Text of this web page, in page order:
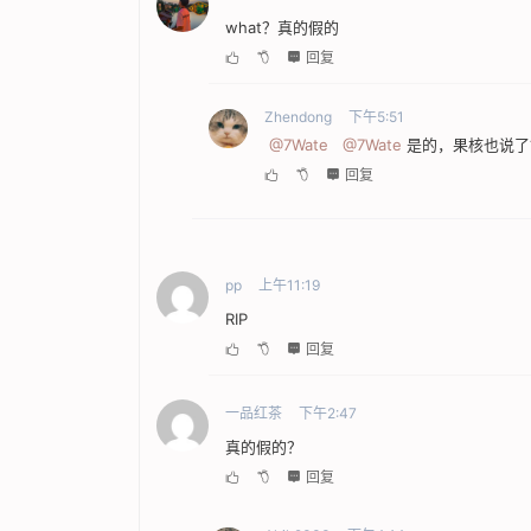
what？真的假的
回复
Zhendong 下午5:51
@7Wate @7Wate 是的，果核也说
回复
pp 上午11:19
RIP
回复
一品红茶 下午2:47
真的假的？
回复